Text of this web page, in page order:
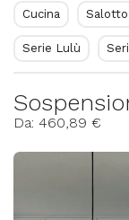
Cucina Salotto
Serie Lulù
Da: 460,89 €